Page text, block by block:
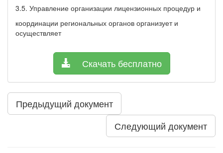
3.5. Управление организации лицензионных процедур и
координации региональных органов организует и
осуществляет
Скачать бесплатно
Предыдущий документ
Следующий документ